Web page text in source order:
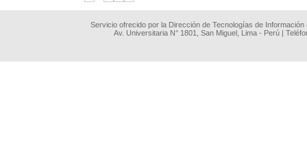
Servicio ofrecido por la Dirección de Tecnologías de
Av. Universitaria N° 1801, San Miguel, Lima - Perú |